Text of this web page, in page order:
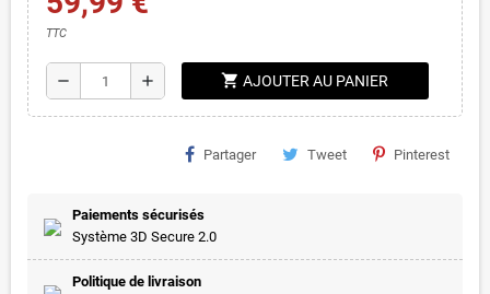
TTC
remove add shopping_cart AJOUTER AU PANIER
Partager Tweet Pinterest
Paiements sécurisés
Système 3D Secure 2.0
Politique de livraison